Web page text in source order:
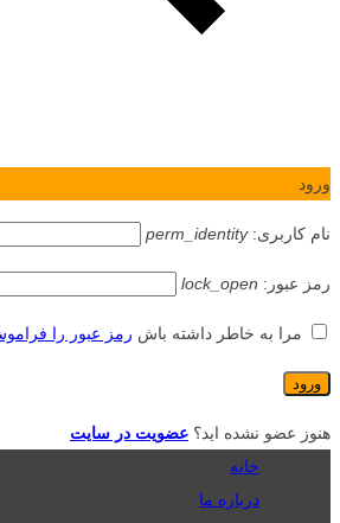
ورود
نام کاربری:perm_identity
رمز عبور: lock_open
مرا به خاطر داشته باش رمز عبور را
هنوز عضو نشده اید؟ عضویت در سایت
خانه
درباره ما